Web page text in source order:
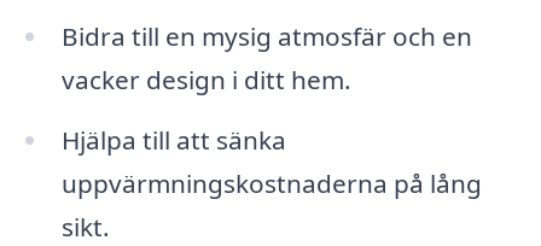
Bidra till en mysig atmosfär och en
vacker design i ditt hem.
Hjälpa till att sänka
uppvärmningskostnaderna på lång
sikt.